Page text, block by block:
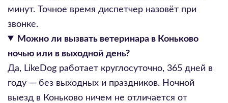
минут. Точное время диспетчер назовёт при
звонке.
Можно ли вызвать ветеринара в Коньково
ночью или в выходной день?
Да, LikeDog работает круглосуточно, 365 дней в
году — без выходных и праздников. Ночной
выезд в Коньково ничем не отличается от